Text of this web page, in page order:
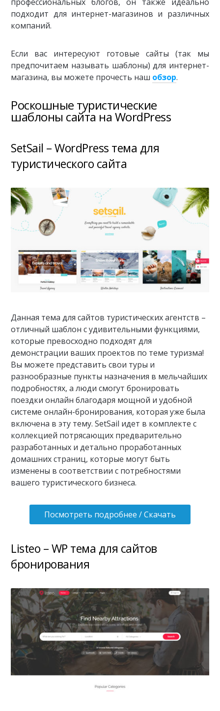
профессиональных блогов, он также идеально
подходит для интернет-магазинов и различных
компаний.
Если вас интересуют готовые сайты (так мы
предпочитаем называть шаблоны) для интернет-
магазина, вы можете прочесть наш обзор.
Роскошные туристические
шаблоны сайта на WordPress
SetSail – WordPress тема для
туристического сайта
Данная тема для сайтов туристических агентств –
отличный шаблон с удивительными функциями,
которые превосходно подходят для
демонстрации ваших проектов по теме туризма!
Вы можете представить свои туры и
разнообразные пункты назначения в мельчайших
подробностях, а люди смогут бронировать
поездки онлайн благодаря мощной и удобной
системе онлайн-бронирования, которая уже была
включена в эту тему. SetSail идет в комплекте с
коллекцией потрясающих предварительно
разработанных и детально проработанных
домашних страниц, которые могут быть
изменены в соответствии с потребностями
вашего туристического бизнеса.
Посмотреть подробнее / Скачать
Listeo – WP тема для сайтов
бронирования